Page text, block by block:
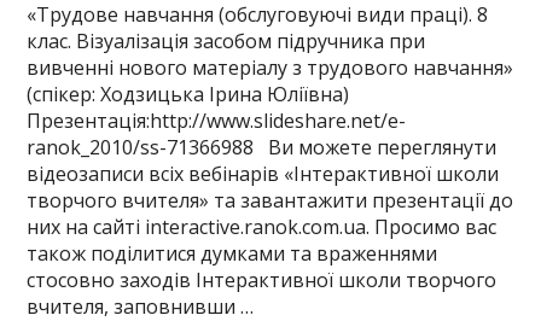
«Трудове навчання (обслуговуючі види праці). 8
клас. Візуалізація засобом підручника при
вивченні нового матеріалу з трудового навчання»
(спікер: Ходзицька Ірина Юліївна)
Презентація:http://www.slideshare.net/e-
ranok_2010/ss-71366988 Ви можете переглянути
відеозаписи всіх вебінарів «Інтерактивної школи
творчого вчителя» та завантажити презентації до
них на сайті interactive.ranok.com.ua. Просимо вас
також поділитися думками та враженнями
стосовно заходів Інтерактивної школи творчого
вчителя, заповнивши …